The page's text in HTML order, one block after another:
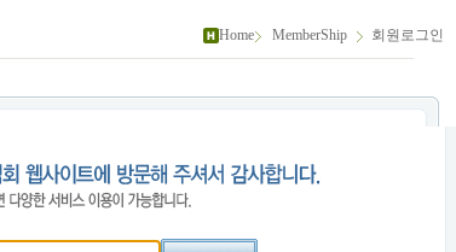
Home MemberShip 회원로그인